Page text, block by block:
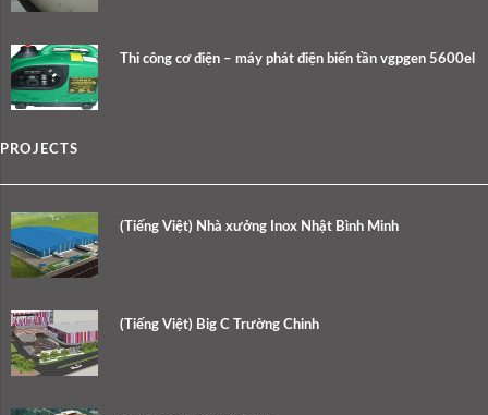
Thi công cơ điện – máy phát điện biến tần vgpgen 5600el
PROJECTS
(Tiếng Việt) Nhà xưởng Inox Nhật Bình Minh
(Tiếng Việt) Big C Trường Chinh